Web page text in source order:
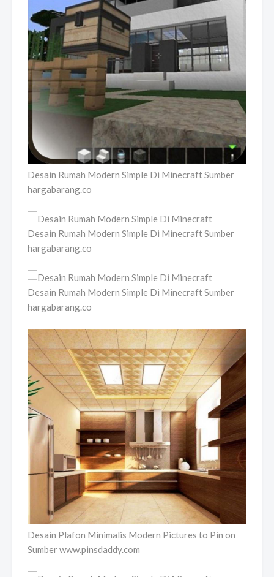
Desain Rumah Modern Simple Di Minecraft Sumber
hargabarang.co
Desain Rumah Modern Simple Di Minecraft Sumber
hargabarang.co
Desain Rumah Modern Simple Di Minecraft Sumber
hargabarang.co
Desain Plafon Minimalis Modern Pictures to Pin on
Sumber www.pinsdaddy.com